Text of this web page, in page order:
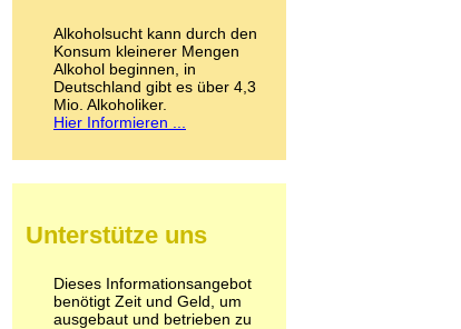
LSD
Marihuana
Medikamente
Meskalin
Metamphetamin
Methadon
Pilze
Psychopharmaka
Schlafmittel
Schmerzmittel
Alkoholsucht kann durch den
Konsum kleinerer Mengen
Alkohol beginnen, in
Deutschland gibt es über 4,3
Mio. Alkoholiker.
Hier Informieren ...
Unterstütze uns
Dieses Informationsangebot
benötigt Zeit und Geld, um
ausgebaut und betrieben zu